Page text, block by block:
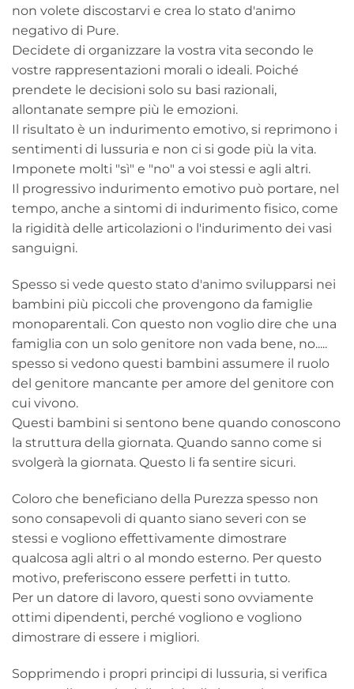
non volete discostarvi e crea lo stato d'animo
negativo di Pure.
Decidete di organizzare la vostra vita secondo le
vostre rappresentazioni morali o ideali. Poiché
prendete le decisioni solo su basi razionali,
allontanate sempre più le emozioni.
Il risultato è un indurimento emotivo, si reprimono i
sentimenti di lussuria e non ci si gode più la vita.
Imponete molti "sì" e "no" a voi stessi e agli altri.
Il progressivo indurimento emotivo può portare, nel
tempo, anche a sintomi di indurimento fisico, come
la rigidità delle articolazioni o l'indurimento dei vasi
sanguigni.
Spesso si vede questo stato d'animo svilupparsi nei
bambini più piccoli che provengono da famiglie
monoparentali. Con questo non voglio dire che una
famiglia con un solo genitore non vada bene, no.....
spesso si vedono questi bambini assumere il ruolo
del genitore mancante per amore del genitore con
cui vivono.
Questi bambini si sentono bene quando conoscono
la struttura della giornata. Quando sanno come si
svolgerà la giornata. Questo li fa sentire sicuri.
Coloro che beneficiano della Purezza spesso non
sono consapevoli di quanto siano severi con se
stessi e vogliono effettivamente dimostrare
qualcosa agli altri o al mondo esterno. Per questo
motivo, preferiscono essere perfetti in tutto.
Per un datore di lavoro, questi sono ovviamente
ottimi dipendenti, perché vogliono e vogliono
dimostrare di essere i migliori.
Sopprimendo i propri principi di lussuria, si verifica